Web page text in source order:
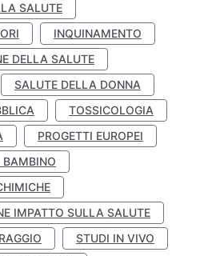
SALUTE
INQUINAMENTO
DELLA SALUTE
SALUTE DELLA DONNA
TOSSICOLOGIA
PROGETTI EUROPEI
BAMBINO
IMPATTO SULLA SALUTE
STUDI IN VIVO